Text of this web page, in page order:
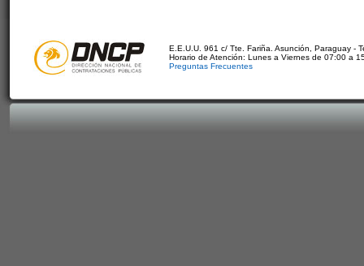
E.E.U.U. 961 c/ Tte. Fariña. Asunción, Paraguay -
Horario de Atención: Lunes a Viernes de 07:00 a
Preguntas Frecuentes